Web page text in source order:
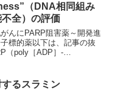
（DNA相同組み
全）の評価
んにPARP阻害薬～開発進
標的薬以下は、記事の抜
（poly［ADP］-
全によりがん化した...
るスラミン